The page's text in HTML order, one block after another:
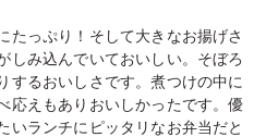
たっぷり！そして大きなお揚げさ
しみ込んでいておいしい。そぼろ
するおいしさです。煮つけの中に
応えもありおいしかったです。優
いランチにピッタリなお弁当だと